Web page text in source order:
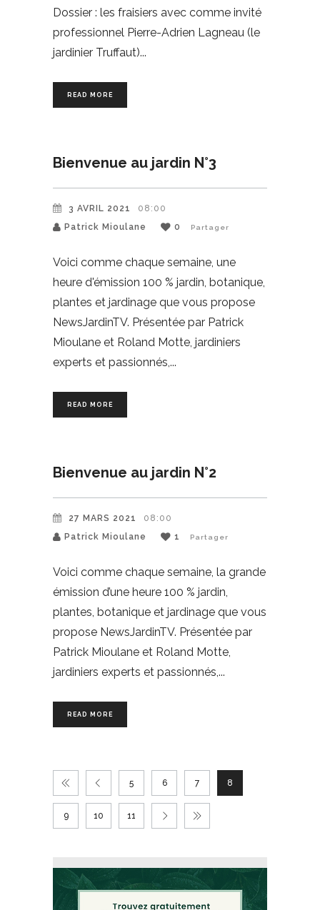
Dossier : les fraisiers avec comme invité
professionnel Pierre-Adrien Lagneau (le
jardinier Truffaut)
READ MORE
Bienvenue au jardin N°3
3 AVRIL 2021
08:00
Patrick Mioulane
0 Partager
Voici comme chaque semaine, une
heure d'émission 100 % jardin, botanique,
plantes et jardinage que vous propose
NewsJardinTV. Présentée par Patrick
Mioulane et Roland Motte, jardiniers
experts et passionnés,
READ MORE
Bienvenue au jardin N°2
27 MARS 2021
08:00
Patrick Mioulane
1 Partager
Voici comme chaque semaine, la grande
émission d’une heure 100 % jardin,
plantes, botanique et jardinage que vous
propose NewsJardinTV. Présentée par
Patrick Mioulane et Roland Motte,
jardiniers experts et passionnés,
READ MORE
5 6 7 8
9 10 11